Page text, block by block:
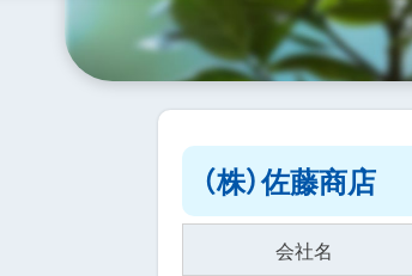
（株）佐藤商店
会社名